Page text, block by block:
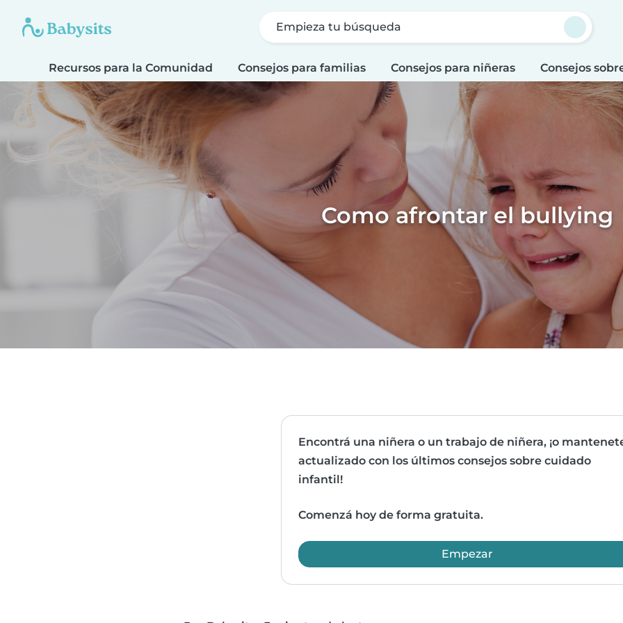
Empieza tu búsqueda
Recursos para la Comunidad Consejos para familias Consejos para niñeras Consejos
Como afrontar el bullying
Encontrá una niñera o un trabajo de niñera, ¡o
actualizado con los últimos consejos sobre cuidado
infantil!
Comenzá hoy de forma gratuita.
Empezar